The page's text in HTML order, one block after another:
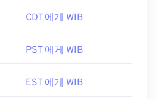
CDT 에게 WIB
PST 에게 WIB
EST 에게 WIB